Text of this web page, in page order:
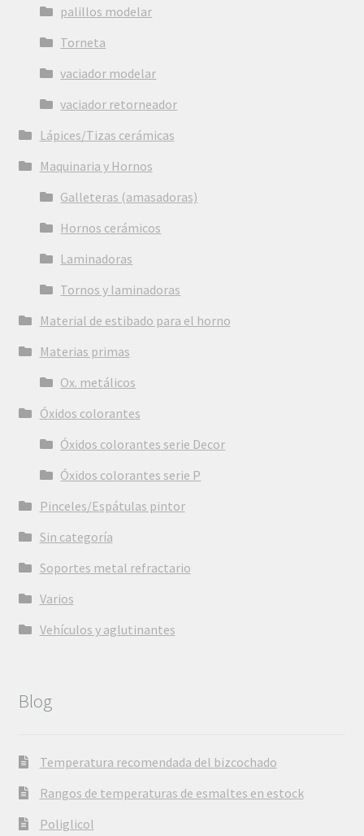
palillos modelar
Torneta
vaciador modelar
vaciador retorneador
Lápices/Tizas cerámicas
Maquinaria y Hornos
Galleteras (amasadoras)
Hornos cerámicos
Laminadoras
Tornos y laminadoras
Material de estibado para el horno
Materias primas
Ox. metálicos
Óxidos colorantes
Óxidos colorantes serie Decor
Óxidos colorantes serie P
Pinceles/Espátulas pintor
Sin categoría
Soportes metal refractario
Varios
Vehículos y aglutinantes
Blog
Temperatura recomendada del bizcochado
Rangos de temperaturas de esmaltes en estock
Poliglicol